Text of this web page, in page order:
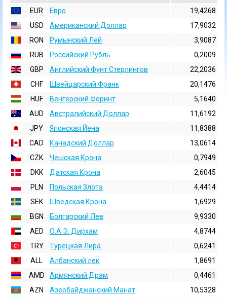
EUR
Евро
19,4268
USD
Aмериканский Доллар
17,9032
RON
Румынский Лей
3,9087
RUB
Российский Рубль
0,2009
GBP
Английский Фунт Стерлингов
22,2036
CHF
Швейцарский Франк
20,1476
HUF
Венгерский Форинт
5,1640
AUD
Австралийский Доллар
11,6192
JPY
Японская Йена
11,8388
CAD
Канадский Доллар
13,0614
CZK
Чешская Крона
0,7949
DKK
Датская Крона
2,6045
PLN
Польская Злота
4,4414
SEK
Шведская Крона
1,6929
BGN
Болгарский Лев
9,9330
AED
О.А.Э. Дирхам
4,8744
TRY
Турецкая Лира
0,6241
ALL
Албанский лек
1,8691
AMD
Армянский Драм
0,4461
AZN
Азербайджанский Манат
10,5328